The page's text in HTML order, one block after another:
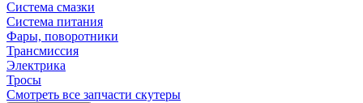
Система смазки
Система питания
Фары, поворотники
Трансмиссия
Электрика
Тросы
Смотреть все запчасти скутеры